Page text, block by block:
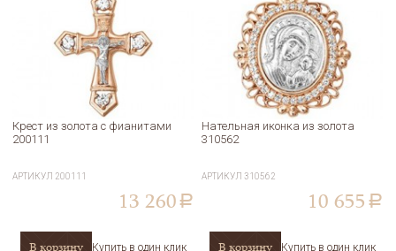
Крест из золота с фианитами
200111
АРТИКУЛ 200111
13 260 a
В корзину Купить в один клик
Нательная иконка из золота
310562
АРТИКУЛ 310562
10 655 a
В корзину Купить в один клик